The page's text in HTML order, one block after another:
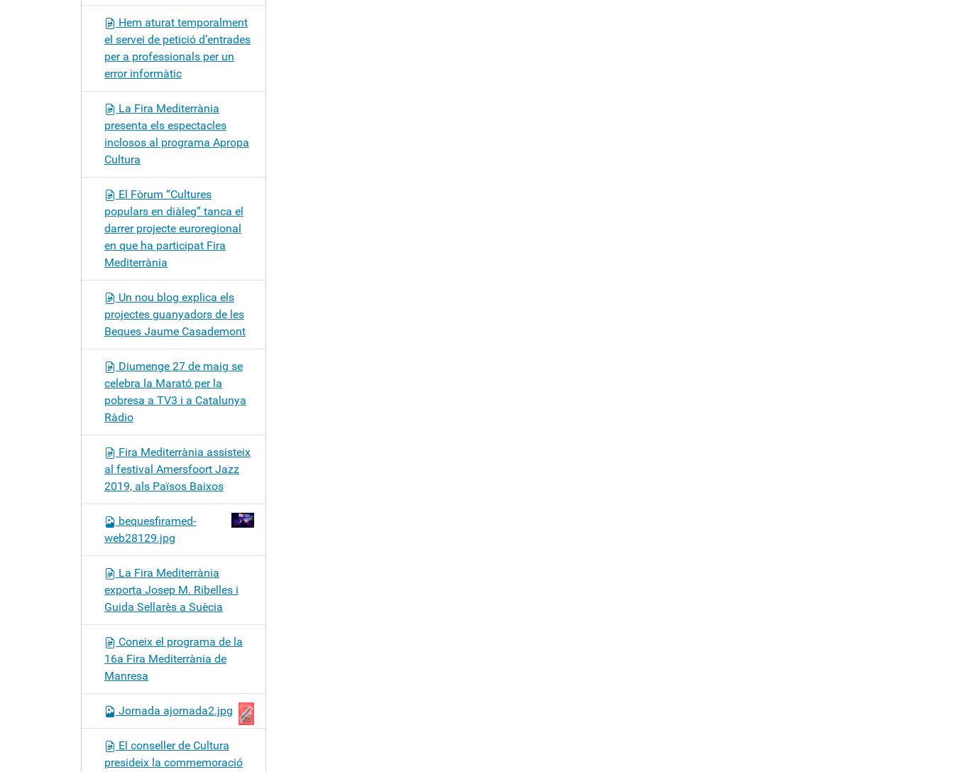
Hem aturat temporalment
el servei de petició d’entrades
per a professionals per un
error informàtic
La Fira Mediterrània
presenta els espectacles
inclosos al programa Apropa
Cultura
El Fòrum “Cultures
populars en diàleg” tanca el
darrer projecte euroregional
en que ha participat Fira
Mediterrània
Un nou blog explica els
projectes guanyadors de les
Beques Jaume Casademont
Diumenge 27 de maig se
celebra la Marató per la
pobresa a TV3 i a Catalunya
Ràdio
Fira Mediterrània assisteix
al festival Amersfoort Jazz
2019, als Països Baixos
bequesfiramed-
web28129.jpg
La Fira Mediterrània
exporta Josep M. Ribelles i
Guida Sellarès a Suècia
Coneix el programa de la
16a Fira Mediterrània de
Manresa
Jornada ajornada2.jpg
El conseller de Cultura
presideix la commemoració